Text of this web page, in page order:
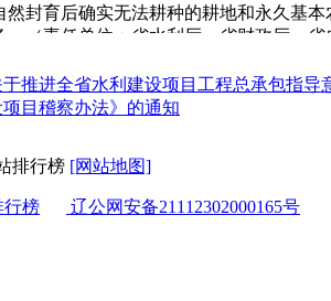
封育后确实无法耕种的耕地和永久基
（责任单位：省水利厅、省财政厅、
在规律，加强辽河干流整体保护、系
湿地等重点保护区域内极小种群野生
带状生态廊道，打通野生动物栖息地
农村厅、省林草局牵头，6市政府配合
环境保护措施，加强辽河国家公园范
面水质监控全覆盖体系。（责任单位
推进全省水利建设项目工程总承包指导
目稽察办法》的通知
排行榜 [网站地图]
行榜 辽公网安备21112302000165号